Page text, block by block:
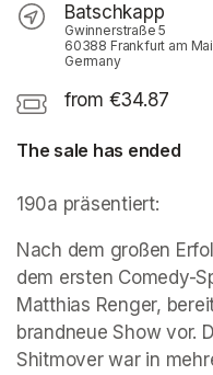
Batschkapp
Gwinnerstraße 5
60388 Frankfurt am
Germany
from €34.87
The sale has ended
190a präsentiert:
Nach dem großen
dem ersten Comedy-
Matthias Renger,
brandneue Show vor.
Shitmover war in